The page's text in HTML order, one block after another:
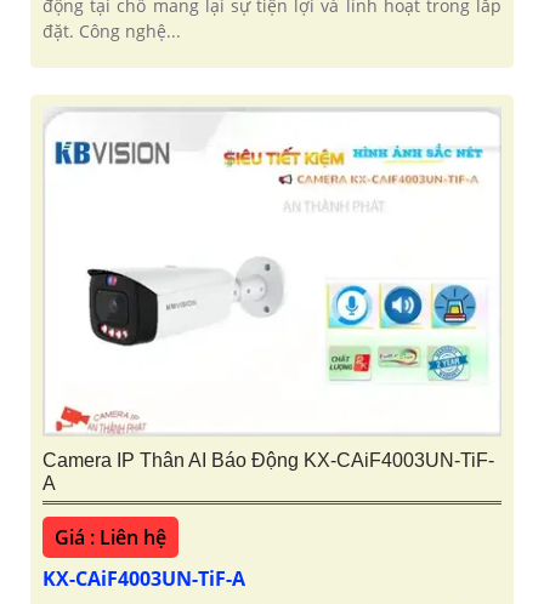
động tại chỗ mang lại sự tiện lợi và linh hoạt trong lắp
đặt. Công nghệ...
Camera IP Thân AI Báo Động KX-CAiF4003UN-TiF-
A
Giá : Liên hệ
KX-CAiF4003UN-TiF-A